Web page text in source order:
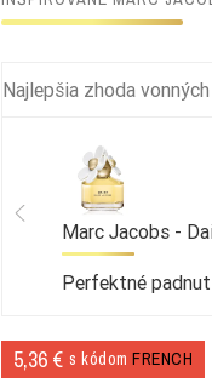
Najlepšia zhoda
Marc Jacobs -
Perfektné
5,36 € s kódom FRENCH